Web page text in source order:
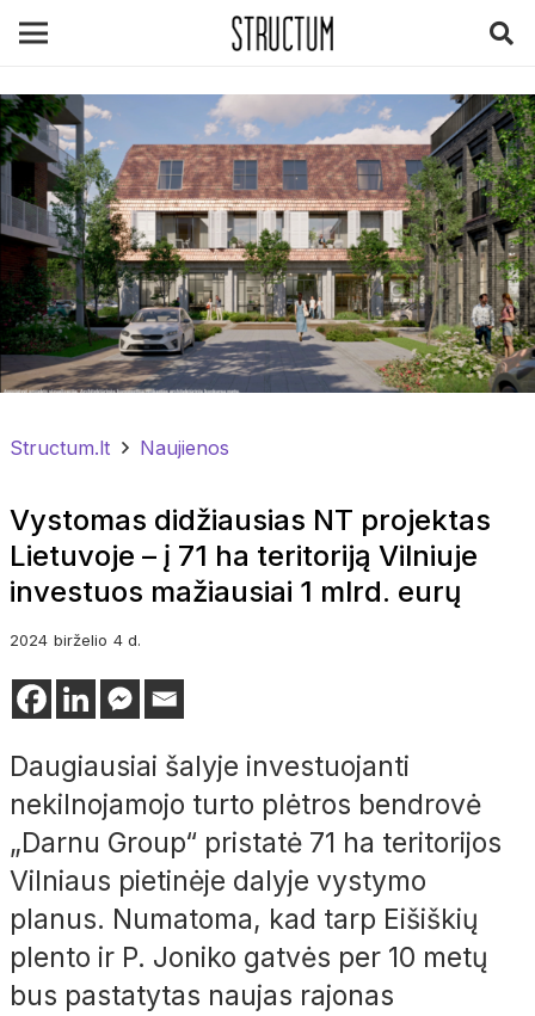
Structum.lt Naujienos
Vystomas didžiausias NT projektas
Lietuvoje – į 71 ha teritoriją Vilniuje
investuos mažiausiai 1 mlrd. eurų
2024 birželio 4 d.
Daugiausiai šalyje investuojanti
nekilnojamojo turto plėtros bendrovė
„Darnu Group“ pristatė 71 ha teritorijos
Vilniaus pietinėje dalyje vystymo
planus. Numatoma, kad tarp Eišiškių
plento ir P. Joniko gatvės per 10 metų
bus pastatytas naujas rajonas